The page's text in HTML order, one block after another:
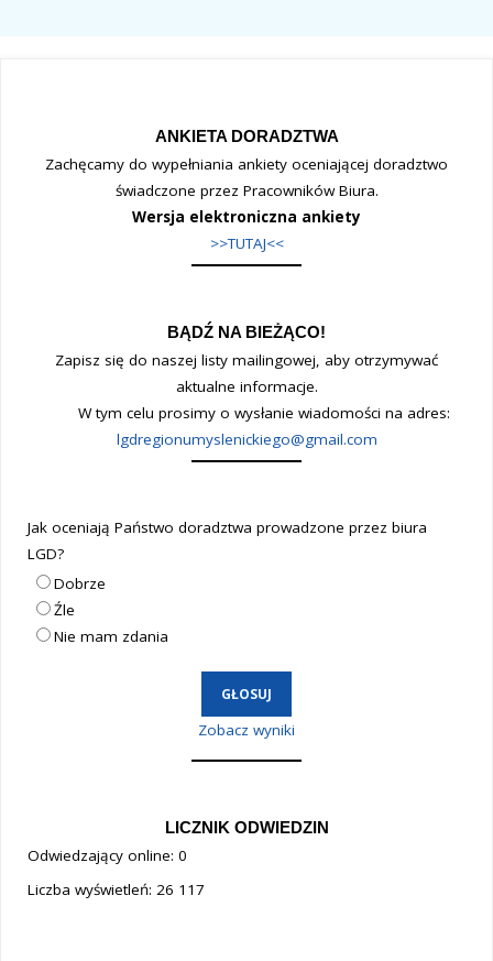
ANKIETA DORADZTWA
Zachęcamy do wypełniania ankiety oceniającej doradztwo
świadczone przez Pracowników Biura.
Wersja elektroniczna ankiety
>>TUTAJ<<
BĄDŹ NA BIEŻĄCO!
Zapisz się do naszej listy mailingowej, aby otrzymywać
aktualne informacje.
W tym celu prosimy o wysłanie wiadomości na adres:
lgdregionumyslenickiego@gmail.com
Jak oceniają Państwo doradztwa prowadzone przez biura
LGD?
Dobrze
Źle
Nie mam zdania
Zobacz wyniki
LICZNIK ODWIEDZIN
Odwiedzający online: 0
Liczba wyświetleń: 26 117